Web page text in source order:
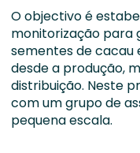
O objectivo é
monitorização para
sementes de cacau
desde a produção,
distribuição. Neste
com um grupo de
pequena escala.